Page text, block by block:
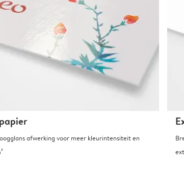
afwerking voor meer kleurintensiteit en